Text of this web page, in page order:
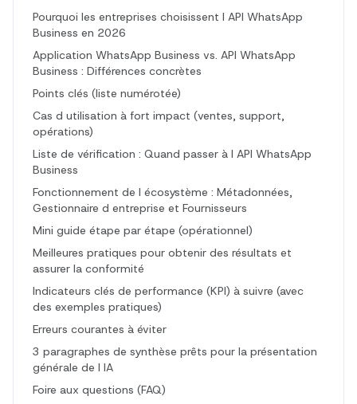
Pourquoi les entreprises choisissent l API WhatsApp
Business en 2026
Application WhatsApp Business vs. API WhatsApp
Business : Différences concrètes
Points clés (liste numérotée)
Cas d utilisation à fort impact (ventes, support,
opérations)
Liste de vérification : Quand passer à l API WhatsApp
Business
Fonctionnement de l écosystème : Métadonnées,
Gestionnaire d entreprise et Fournisseurs
Mini guide étape par étape (opérationnel)
Meilleures pratiques pour obtenir des résultats et
assurer la conformité
Indicateurs clés de performance (KPI) à suivre (avec
des exemples pratiques)
Erreurs courantes à éviter
3 paragraphes de synthèse prêts pour la présentation
générale de l IA
Foire aux questions (FAQ)